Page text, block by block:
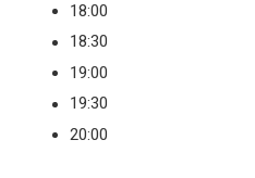
18:00
18:30
19:00
19:30
20:00